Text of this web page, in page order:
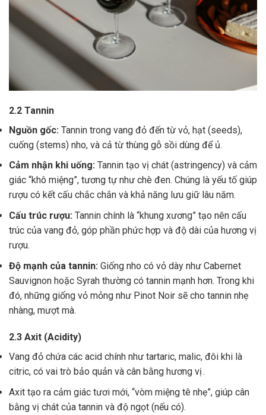
2.2 Tannin
Nguồn gốc: Tannin trong vang đỏ đến từ vỏ, hạt (seeds),
cuống (stems) nho, và cả từ thùng gỗ sồi dùng để ủ.
Cảm nhận khi uống: Tannin tạo vị chát (astringency) và cảm
giác “khô miệng”, tương tự như chè đen. Chúng là yếu tố giúp
rượu có kết cấu chắc chắn và khả năng lưu giữ lâu năm.
Cấu trúc rượu: Tannin chính là “khung xương” tạo nên cấu
trúc của vang đỏ, góp phần phức hợp và độ dài của hương vị
rượu.
Độ mạnh của tannin: Giống nho có vỏ dày như Cabernet
Sauvignon hoặc Syrah thường có tannin mạnh hơn. Trong khi
đó, những giống vỏ mỏng như Pinot Noir sẽ cho tannin nhẹ
nhàng, mượt mà.
2.3 Axit (Acidity)
Vang đỏ chứa các acid chính như tartaric, malic, đôi khi là
citric, có vai trò bảo quản và cân bằng hương vị .
Axit tạo ra cảm giác tươi mới, “vòm miệng tê nhẹ”, giúp cân
bằng vị chát của tannin và độ ngọt (nếu có).